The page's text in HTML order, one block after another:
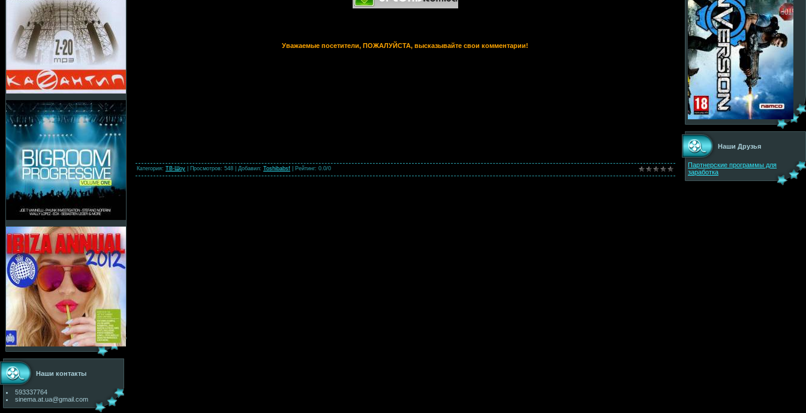
Наши контакты
593337764
sinema.at.ua@gmail.com
Уважаемые посетители, ПОЖАЛУЙСТА, высказывайте свои комментарии!
Категория: ТВ-Шоу Просмотров: 548 | Добавил: Toshibabsf Рейтинг: 0.0/0
Наши Друзья
Партнерские программы для
заработка